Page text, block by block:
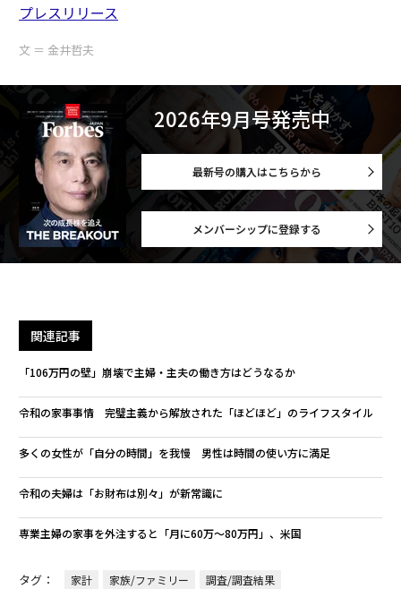
プレスリリース
文 ＝ 金井哲夫
2026年9月号発売中
最新号の購入はこちらから
メンバーシップに登録する
関連記事
「106万円の壁」崩壊で主婦・主夫の働き方はどうなるか
令和の家事事情 完璧主義から解放された「ほどほど」のライフスタイル
多くの女性が「自分の時間」を我慢 男性は時間の使い方に満足
令和の夫婦は「お財布は別々」が新常識に
専業主婦の家事を外注すると「月に60万～80万円」、米国
タグ： 家計 家族/ファミリー 調査/調査結果